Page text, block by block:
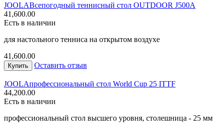
JOOLAВсепогодный теннисный стол OUTDOOR J500A
41,600.00
Есть в наличии
для настольного тенниса на открытом воздухе
41,600.00
Купить Оставить отзыв
JOOLAпрофессиональный стол World Cup 25 ITTF
44,200.00
Есть в наличии
профессиональный стол высшего уровня, столешница - 25 мм